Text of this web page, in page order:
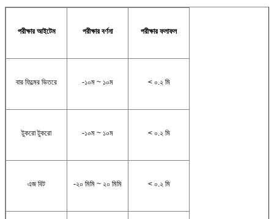
পরীক্ষার আইটেম পরীক্ষার বর্ণনা পরীক্ষার ফলাফল
বার ফিল্মের ভিতরে -১০ম ~ ১০ম < ০.২ মি
টুকরো টুকরো -১০ম ~ ১০ম < ০.২ মি
এজ বিট -২০ মিমি ~ ২০ মিমি < ০.২ মি